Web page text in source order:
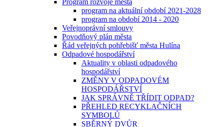
program na aktuální období 2021-2028
program na období 2014 - 2020
Veřejnoprávní smlouvy
Povodňový plán města
Řád veřejných pohřebišť města Hulína
Odpadové hospodářství
Aktuality v oblasti odpadového
hospodářství
ZMĚNY V ODPADOVÉM
HOSPODÁŘSTVÍ
JAK SPRÁVNĚ TŘÍDIT ODPAD?
PŘEHLED RECYKLAČNÍCH
SYMBOLŮ
SBĚRNÝ DVŮR